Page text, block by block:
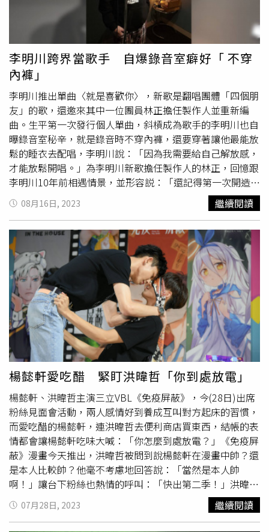
《絕對佔領》每週五晚上八點播出，請鎖定平台Vidol、
KKTV，海外平台是RakutenTV、Video Market、Viki、
運慶希望是女兒，她則希望能生一男一女。
世掀起討論。（圖／林士傑攝）她在拍完《絕對佔領》後懷
、孫沁岳合作，讓她直呼：「很養眼！
如果是懷兒子的話，我會多多看你們的照片的。」毛祁生、
蕭鴻在劇中組CP，但戀情受丁國琳反對，蕭鴻甚至被丁國
琳一連賞了六個巴掌，
第一掌有嚇到又沉又響，可是不會痛，這就是技術！」被問
到戲外曾被媽媽賞過巴掌嗎？蕭鴻回憶，國小四年級時，他
拿著8000元零用金去玩遊戲，媽媽得知後震怒而賞他巴
掌。眾人驚訝他童年零用錢這麼高，他承認家境好，但
8000元是存了好多年，一週零用錢是350元。一旁孫沁岳輕
聲說，「我小時候一週零用錢10元，週末去打籃球可以買一
罐飲料，有次10元還被勒索。」洪詩笑說，未來會給孩子一
週100元零用錢，這樣被勒走10元還有90元可以用。
李明川跨界當歌手 自爆錄音室癖好「 不穿
內褲」
李明川推出單曲〈就是喜歡你〉，新歌是翻唱團體「四個朋
友」的歌，還邀來其中一位團員林正擔任製作人並重新編
曲。生平第一次發行個人單曲，斜槓成為歌手的李明川也自
曝錄音室秘辛，就是錄音時不穿內褲，還要穿著讓他最能放
鬆的睡衣去配唱，李明川說：「因為我需要給自己解放感，
才能放鬆開唱。」為李明川新歌擔任製作人的林正，回憶跟
李明川10年前相遇情景，並形容説：「還記得第一次開造型
會議緊張到不行，因為眼前是超級大咖造型師，還好老師當
年不嫌棄讓我可以帥氣出道。」林正表示：「這次換我擔任
李明川老師的製作人，居然是唱我們以前唱過的歌，最酷的
是連我自己乍聽都以為是一首全新的歌，這個角色互換超有
趣。」收到混音成品時，李明川第一個反應竟是懷疑，立刻
跟製作人尖叫詢問說：「這是不是修太大？我的歌聲聽起來
好噁，根本是少男，我都幾歲了，這樣會被以為是代唱
啦！」林正連忙澄清說什麼都能修，只有聲線不能修太多，
所以完全是以原本的歌聲為出發，絕對是李明川老師本人的
歌聲。李明川新歌〈就是喜歡你〉為BL劇《絕對佔領》片
頭曲，他之前也在劇中客串演出，與男主角CP蕭鴻、毛祁
生有精彩對手戲，李明川表示：「大學唸的是戲劇系，後來
做造型師以為跟演戲的距離越來越遙遠，沒想到這次不但有
演還能演唱戲劇片頭曲，人生真是充滿驚喜。」李明川新歌
〈就是喜歡你〉為BL劇《絕對佔領》片頭曲，他之前也在
劇中客串演出，與男主角CP蕭鴻、毛祁生有精彩對手戲。
（圖／三立藝能提供）
08月16日, 2023 繼續閱讀
楊懿軒愛吃醋 緊盯洪暐哲「你到處放電」
楊懿軒、洪暐哲主演三立VBL《免疫屏蔽》，今(28日)出席
粉絲見面會活動，兩人感情好到養成互叫對方起床的習慣，
而愛吃醋的楊懿軒，連洪暐哲去便利商店買東西，結帳的表
情都會讓楊懿軒吃味大喊：「你怎麼到處放電？」《免疫屏
蔽》漫畫今天推出，洪暐哲被問到說楊懿軒在漫畫中帥？還
是本人比較帥？他毫不考慮地回答說：「當然是本人帥
啊！」讓台下粉絲也熱情的呼叫：「快出第二季！」洪暐哲
目前在準備8月13日的首場生日音樂會，楊懿軒也放閃說自
己都有陪伴他一起練團。而兩人在現場重現劇中親密畫面，
洪暐哲媽媽特別趕到活動現場支持兒子，看到兩人如此親密
07月28日, 2023 繼續閱讀